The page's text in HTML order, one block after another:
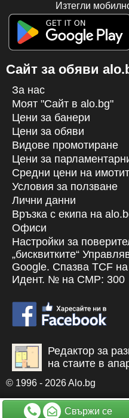
Свържи се
Изтегли
Сайт за обяви
За нас
Моят "Сайт в alo.bg"
Цени за банери
Цени за обяви
Видове промотиране
Цени за
Средни цени на
Условия за ползване
Лични данни
Връзка с екипa на
Офиси
Настройки за
„бисквитките“
Google. Спазва TCF
Идент. № на CMP: 300
Редактор за
на стаите в
© 1996 - 2026 Alo.bg